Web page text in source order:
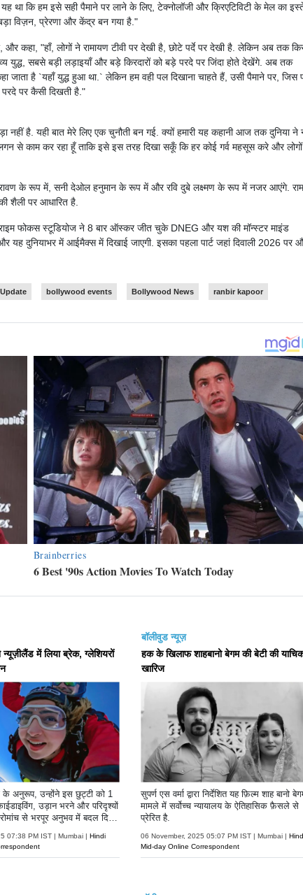
था कि हम इसे सही पैमाने पर लाने के लिए, टेक्नोलॉजी और क्रिएटिविटी के मेल का
विज़न, प्रेरणा और केंद्र बन गया है."
कहा, "हाँ, लोगों ने रामायण टीवी पर देखी है, छोटे पर्दे पर देखी है. लेकिन अब तक
युद्ध, सबसे बड़ी लड़ाइयाँ और बड़े किरदारों को बड़े परदे पर जिंदा होते देखेंगे. अब तक
जाता है `यहाँ युद्ध हुआ था.` लेकिन हम वही पल दिखाना चाहते हैं, उसी पैमाने पर, जिस
पर कैसी दिखती है."
नहीं है. यही बात मेरे लिए एक चुनौती बन गई. क्यों हमारी यह कहानी आज तक दुनिया ने
से काम कर रहा हूँ ताकि इसे इस तरह दिखा सकूँ कि हर कोई गर्व महसूस करे और
के रूप में, सनी देओल हनुमान के रूप में और रवि दुबे लक्ष्मण के रूप में नजर आएंगे.
शैली पर आधारित है.
फोकस स्टूडियोज ने 8 बार ऑस्कर जीत चुके DNEG और यश की मॉन्स्टर माइंड
यह दुनियाभर में आईमैक्स में दिखाई जाएगी. इसका पहला पार्ट जहां दिवाली 2026 पर
bollywood events Bollywood News ranbir kapoor
में लिया ब्रेक, ग्लेशियरों
के अनुरूप, उन्होंने इस छुट्टी को 1
उड़ान भरने और परिदृश्यों
से भरपूर अनुभव में बदल दिया
07:38 PM IST | Mumbai | Hindi
बॉलीवुड न्यूज़
हक के खिलाफ शाहबानो बेगम की बेटी की
खारिज
सुपर्ण एस वर्मा द्वारा निर्देशित यह फ़िल्म शाह बानो
मामले में सर्वोच्च न्यायालय के ऐतिहासिक फ़ैसले से
प्रेरित है.
06 November, 2025 05:07 PM IST | Mumbai |
Mid-day Online Correspondent